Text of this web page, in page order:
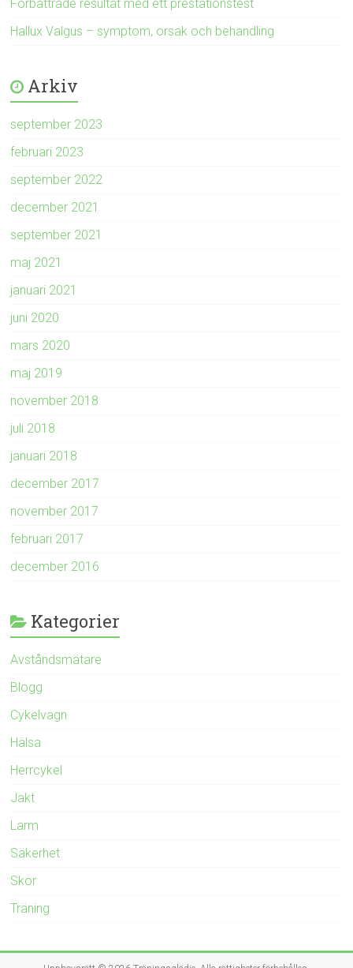
Förbättrade resultat med ett prestationstest
Hallux Valgus – symptom, orsak och behandling
Arkiv
september 2023
februari 2023
september 2022
december 2021
september 2021
maj 2021
januari 2021
juni 2020
mars 2020
maj 2019
november 2018
juli 2018
januari 2018
december 2017
november 2017
februari 2017
december 2016
Kategorier
Avståndsmätare
Blogg
Cykelvagn
Hälsa
Herrcykel
Jakt
Larm
Säkerhet
Skor
Träning